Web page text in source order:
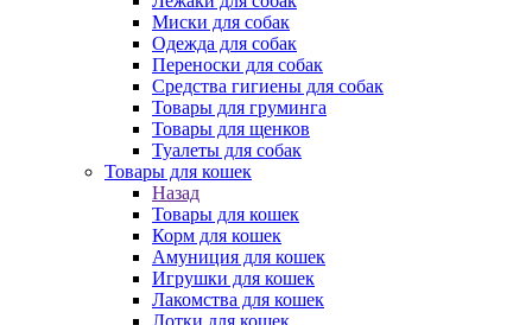
Миски для собак
Одежда для собак
Переноски для собак
Средства гигиены для собак
Товары для груминга
Товары для щенков
Туалеты для собак
Товары для кошек
Назад
Товары для кошек
Корм для кошек
Амуниция для кошек
Игрушки для кошек
Лакомства для кошек
Лотки для кошек